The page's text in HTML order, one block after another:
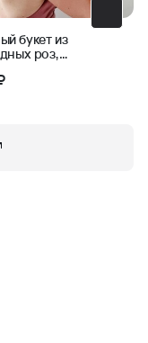
букет из
роз,